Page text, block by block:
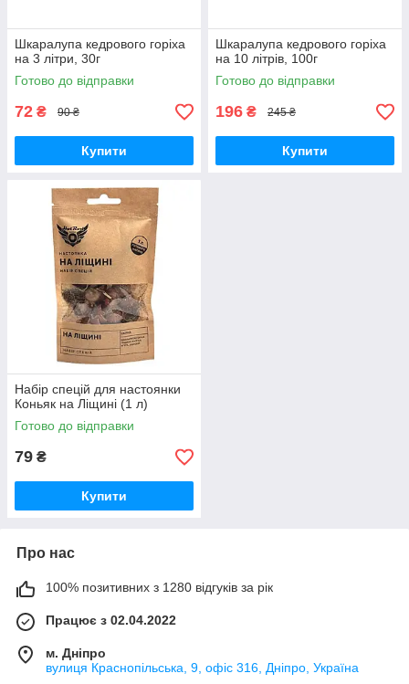
Шкаралупа кедрового горіха
на 3 літри, 30г
Готово до відправки
72 ₴ 90 ₴
Купити
Шкаралупа кедрового горіха
на 10 літрів, 100г
Готово до відправки
196 ₴ 245 ₴
Купити
Набір спецій для настоянки
Коньяк на Ліщині (1 л)
Готово до відправки
79 ₴
Купити
Про нас
100% позитивних з 1280 відгуків за рік
Працює з 02.04.2022
м. Дніпро
вулиця Краснопільська, 9, офіс 316, Дніпро, Україна